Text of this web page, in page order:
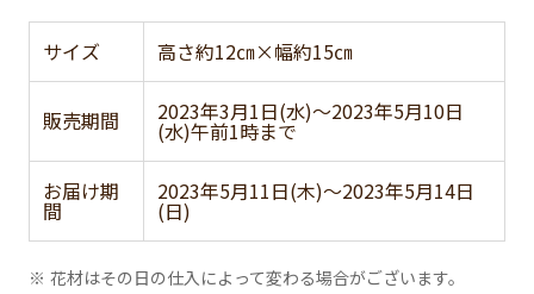
サイズ 高さ約12㎝×幅約15㎝
販売期間 2023年3月1日(水)～2023年5月10日
(水)午前1時まで
お届け期
間
2023年5月11日(木)～2023年5月14日
(日)
※ 花材はその日の仕入によって変わる場合がございます。